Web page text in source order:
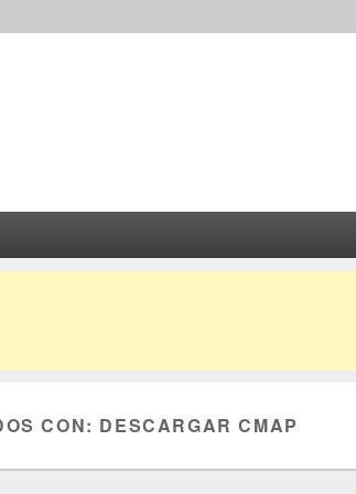
CON: DESCARGAR CMAP